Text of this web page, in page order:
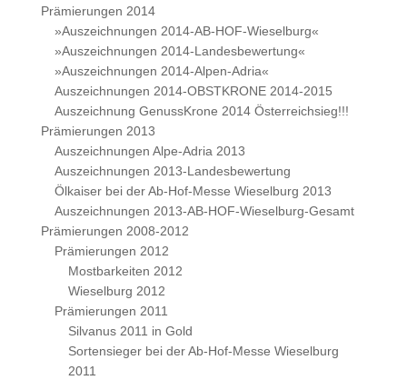
Prämierungen 2014
»Auszeichnungen 2014-AB-HOF-Wieselburg«
»Auszeichnungen 2014-Landesbewertung«
»Auszeichnungen 2014-Alpen-Adria«
Auszeichnungen 2014-OBSTKRONE 2014-2015
Auszeichnung GenussKrone 2014 Österreichsieg!!!
Prämierungen 2013
Auszeichnungen Alpe-Adria 2013
Auszeichnungen 2013-Landesbewertung
Ölkaiser bei der Ab-Hof-Messe Wieselburg 2013
Auszeichnungen 2013-AB-HOF-Wieselburg-Gesamt
Prämierungen 2008-2012
Prämierungen 2012
Mostbarkeiten 2012
Wieselburg 2012
Prämierungen 2011
Silvanus 2011 in Gold
Sortensieger bei der Ab-Hof-Messe Wieselburg
2011